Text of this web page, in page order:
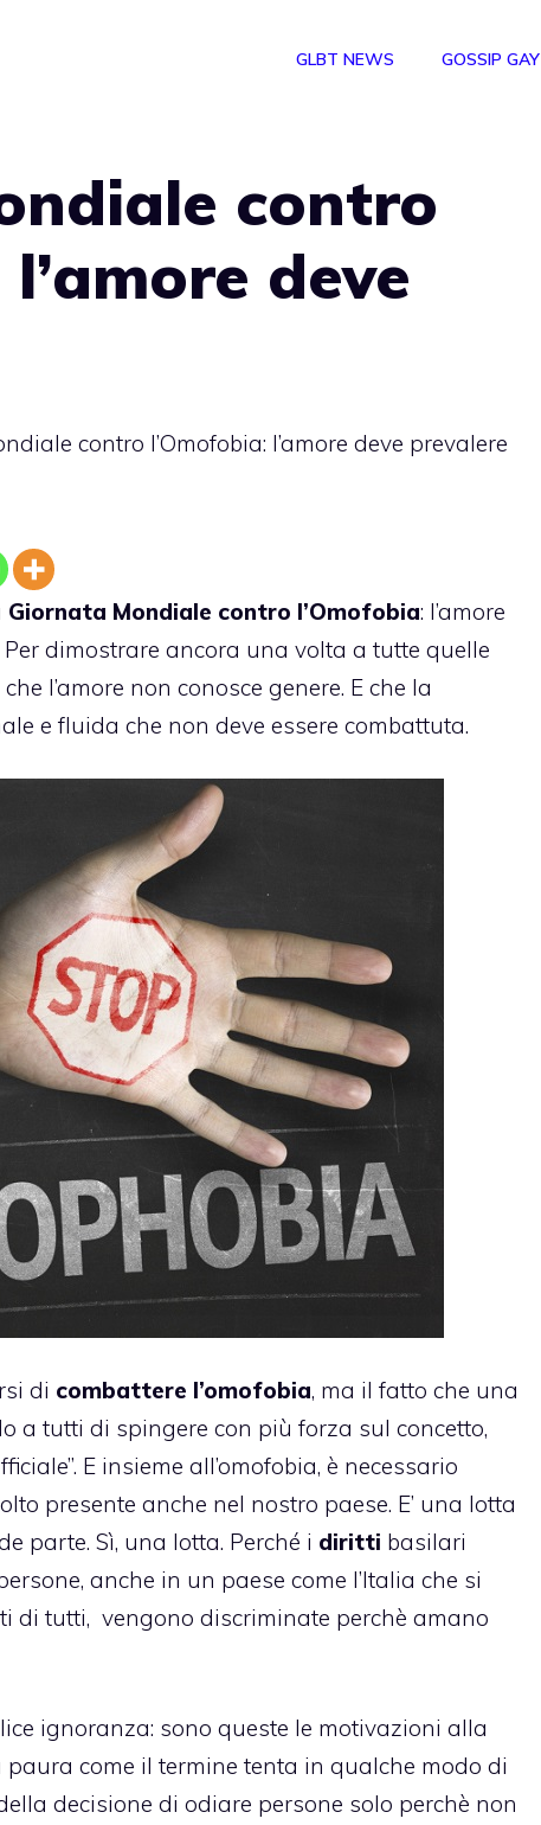
GLBT NEWS GOSSIP GAY
contro
deve
contro l’Omofobia: l’amore deve prevalere
Giornata Mondiale contro l’Omofobia: l’amore
dimostrare ancora una volta a tutte quelle
l’amore non conosce genere. E che la
e fluida che non deve essere combattuta.
di combattere l’omofobia, ma il fatto che una
a tutti di spingere con più forza sul concetto,
E insieme all’omofobia, è necessario
presente anche nel nostro paese. E’ una lotta
parte. Sì, una lotta. Perché i diritti basilari
anche in un paese come l’Italia che si
di tutti, vengono discriminate perchè amano
ignoranza: sono queste le motivazioni alla
paura come il termine tenta in qualche modo di
decisione di odiare persone solo perchè non